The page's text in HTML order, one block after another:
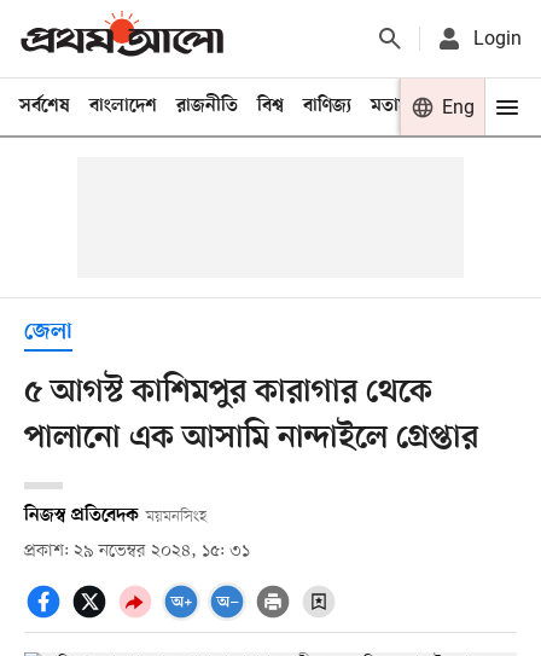
Login
সর্বশেষ বাংলাদেশ রাজনীতি বিশ্ব বাণিজ্য মতামত খেলা
Eng
জেলা
৫ আগস্ট কাশিমপুর কারাগার থেকে
পালানো এক আসামি নান্দাইলে গ্রেপ্তার
নিজস্ব প্রতিবেদক ময়মনসিংহ
প্রকাশ: ২৯ নভেম্বর ২০২৪, ১৫: ৩১